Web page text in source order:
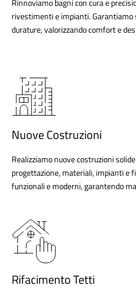
Rinnoviamo bagni con cura e
rivestimenti e impianti. Garantiamo
durature, valorizzando comfort e
Nuove Costruzioni
Realizziamo nuove costruzioni
progettazione, materiali, impianti e
funzionali e moderni, garantendo
Rifacimento Tetti